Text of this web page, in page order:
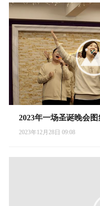
2023年一场圣诞晚会
2023年12月28日 09:08